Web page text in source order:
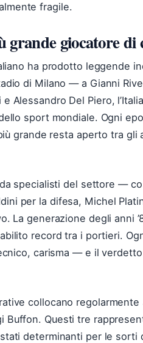
fragile.
grande giocatore di
ha prodotto leggende
di Milano — a Gianni
Alessandro Del Piero,
sport mondiale. Ogni
grande resta aperto tra gli
specialisti del settore —
per la difesa, Michel
La generazione degli anni
record tra i portieri.
carisma — e il
collocano
Buffon. Questi tre
determinanti per le sorti